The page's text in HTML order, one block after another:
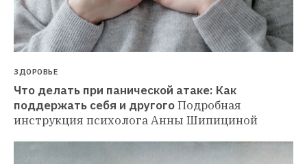
ЗДОРОВЬЕ
Что делать при панической атаке: Как
поддержать себя и другогоПодробная
инструкция психолога Анны Шипициной